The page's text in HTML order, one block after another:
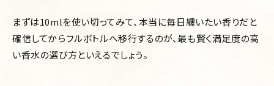
まずは10mlを使い切ってみて、本当に毎日纏いたい香りだと
確信してからフルボトルへ移行するのが、最も賢く満足度の高
い香水の選び方といえるでしょう。